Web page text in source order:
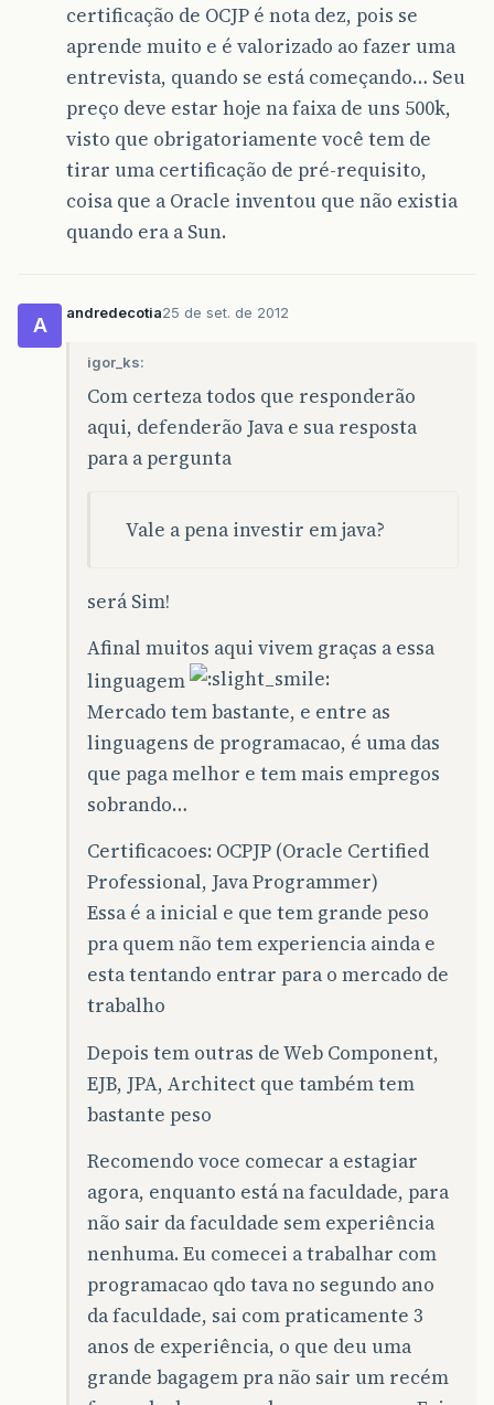
certificação de OCJP é nota dez, pois se
aprende muito e é valorizado ao fazer uma
entrevista, quando se está começando… Seu
preço deve estar hoje na faixa de uns 500k,
visto que obrigatoriamente você tem de
tirar uma certificação de pré-requisito,
coisa que a Oracle inventou que não existia
quando era a Sun.
A
andredecotia25 de set. de 2012
igor_ks:
Com certeza todos que responderão
aqui, defenderão Java e sua resposta
para a pergunta
Vale a pena investir em java?
será Sim!
Afinal muitos aqui vivem graças a essa
linguagem
Mercado tem bastante, e entre as
linguagens de programacao, é uma das
que paga melhor e tem mais empregos
sobrando…
Certificacoes: OCPJP (Oracle Certified
Professional, Java Programmer)
Essa é a inicial e que tem grande peso
pra quem não tem experiencia ainda e
esta tentando entrar para o mercado de
trabalho
Depois tem outras de Web Component,
EJB, JPA, Architect que também tem
bastante peso
Recomendo voce comecar a estagiar
agora, enquanto está na faculdade, para
não sair da faculdade sem experiência
nenhuma. Eu comecei a trabalhar com
programacao qdo tava no segundo ano
da faculdade, sai com praticamente 3
anos de experiência, o que deu uma
grande bagagem pra não sair um recém